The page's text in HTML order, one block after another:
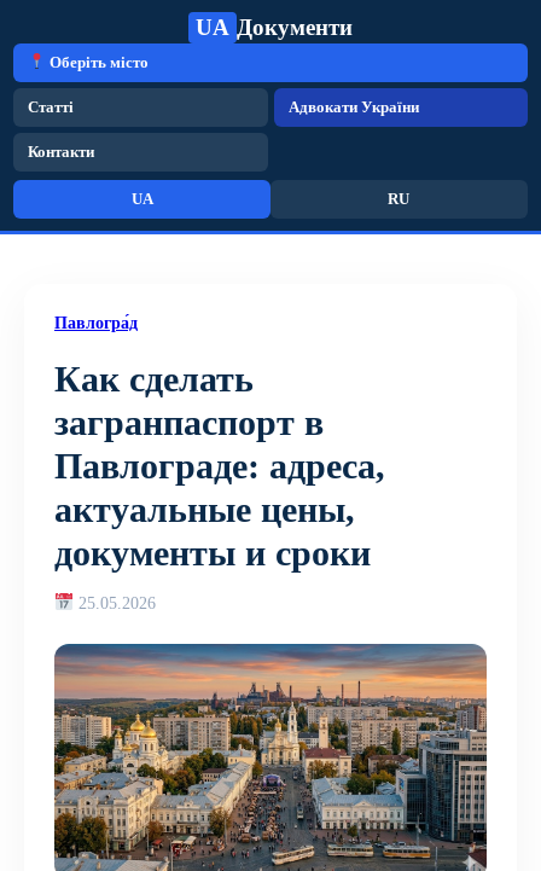
UA Документи
Оберіть місто
Статті Адвокати України
Контакти
UA RU
Павлогра́д
Как сделать
загранпаспорт в
Павлограде: адреса,
актуальные цены,
документы и сроки
25.05.2026